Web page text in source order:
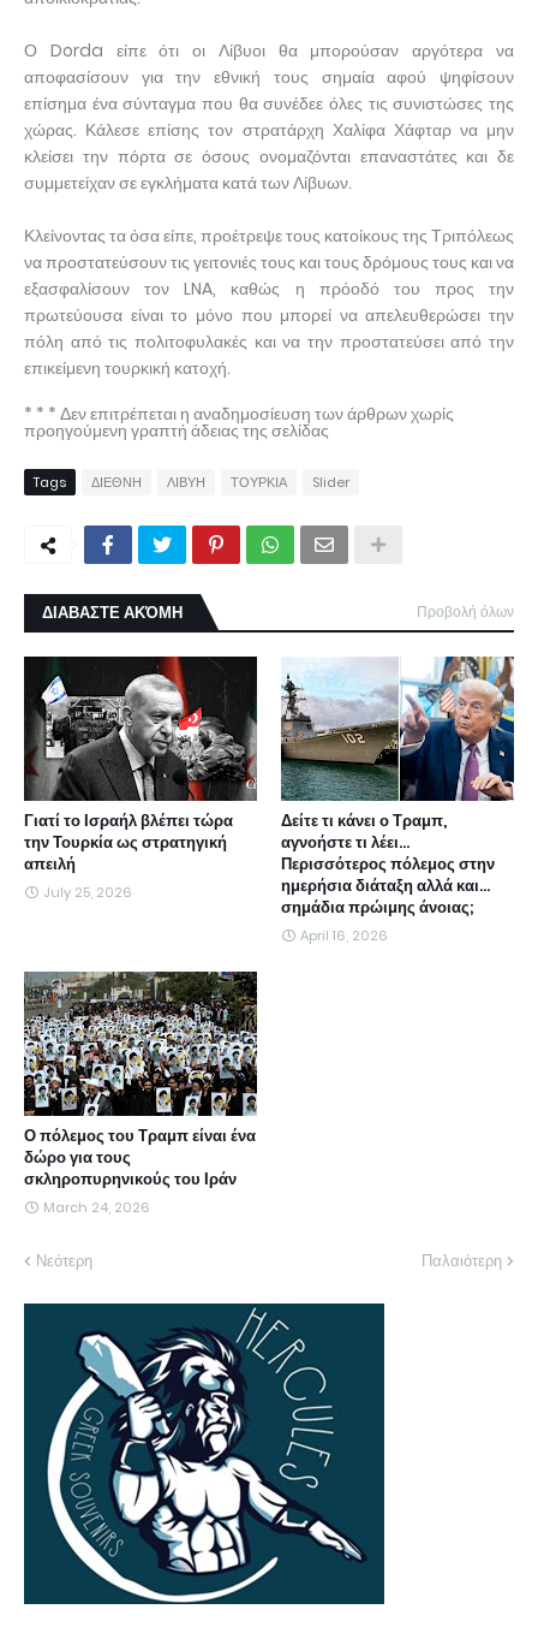
Ο Dorda είπε ότι οι Λίβυοι θα μπορούσαν αργότερα να
αποφασίσουν για την εθνική τους σημαία αφού ψηφίσουν
επίσημα ένα σύνταγμα που θα συνέδεε όλες τις συνιστώσες της
χώρας. Κάλεσε επίσης τον στρατάρχη Χαλίφα Χάφταρ να μην
κλείσει την πόρτα σε όσους ονομαζόνται επαναστάτες και δε
συμμετείχαν σε εγκλήματα κατά των Λίβυων.
Κλείνοντας τα όσα είπε, προέτρεψε τους κατοίκους της Τριπόλεως
να προστατεύσουν τις γειτονιές τους και τους δρόμους τους και να
εξασφαλίσουν τον LNA, καθώς η πρόοδό του προς την
πρωτεύουσα είναι το μόνο που μπορεί να απελευθερώσει την
πόλη από τις πολιτοφυλακές και να την προστατεύσει από την
επικείμενη τουρκική κατοχή.
* * * Δεν επιτρέπεται η αναδημοσίευση των άρθρων χωρίς
προηγούμενη γραπτή άδειας της σελίδας
Tags ΔΙΕΘΝΗ ΛΙΒΥΗ ΤΟΥΡΚΙΑ Slider
ΔΙΑΒΑΣΤΕ ΑΚΌΜΗ Προβολή όλων
Γιατί το Ισραήλ βλέπει τώρα
την Τουρκία ως στρατηγική
απειλή
July 25, 2026
Δείτε τι κάνει ο Τραμπ,
αγνοήστε τι λέει...
Περισσότερος πόλεμος στην
ημερήσια διάταξη αλλά και...
σημάδια πρώιμης άνοιας;
April 16, 2026
Ο πόλεμος του Τραμπ είναι ένα
δώρο για τους
σκληροπυρηνικούς του Ιράν
March 24, 2026
Νεότερη Παλαιότερη